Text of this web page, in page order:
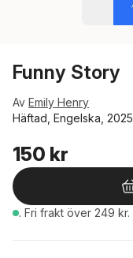
Funny Story
Av Emily Henry
Häftad, Engelska, 2025
150 kr
. Fri frakt över 249 kr.